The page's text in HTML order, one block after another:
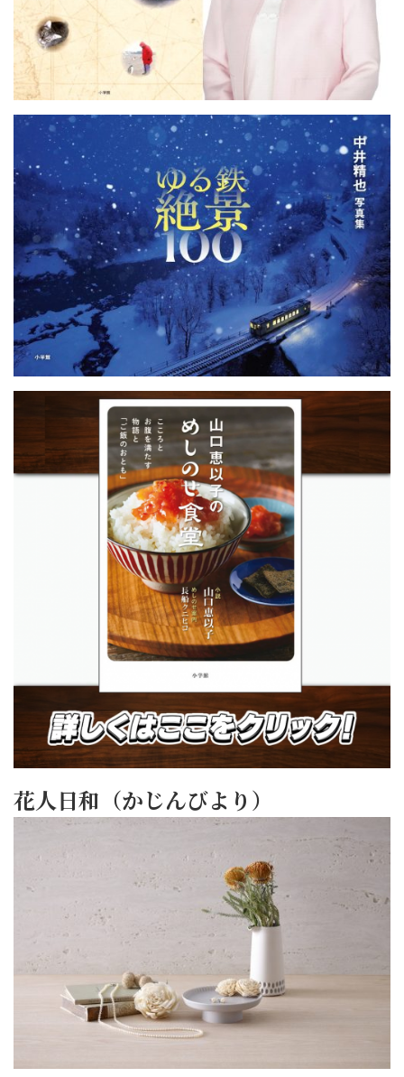
花人日和（かじんびより）